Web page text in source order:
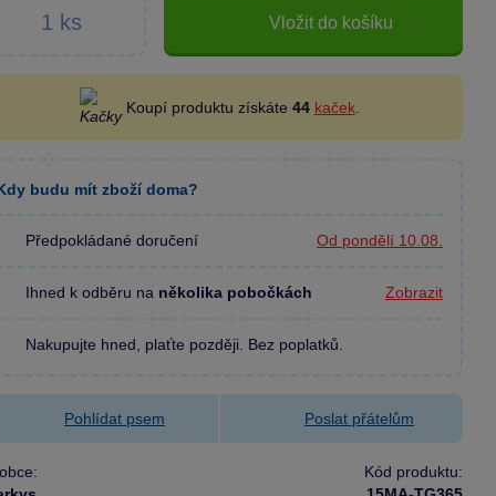
Vložit do košíku
Koupí produktu získáte 44 kaček.
budu mít zboží doma?
Předpokládané doručení Od pondělí 10.08.
Ihned k odběru na několika pobočkách Zobrazit
Nakupujte hned, plaťte později. Bez poplatků.
Pohlídat psem Poslat přátelům
Kód produktu: